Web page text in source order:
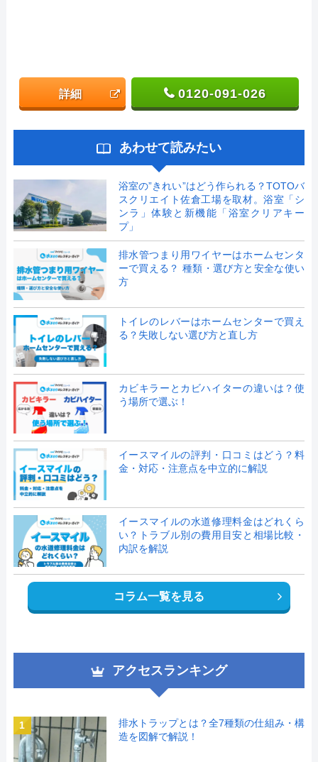
詳細 0120-091-026
あわせて読みたい
浴室の”きれい”はどう作られる？TOTOバ
スクリエイト佐倉工場を取材。浴室「シ
ンラ」体験と新機能「浴室クリアキー
プ」
排水管つまり用ワイヤーはホームセンタ
ーで買える？ 種類・選び方と安全な使い
方
トイレのレバーはホームセンターで買え
る？失敗しない選び方と直し方
カビキラーとカビハイターの違いは？使
う場所で選ぶ！
イースマイルの評判・口コミはどう？料
金・対応・注意点を中立的に解説
イースマイルの水道修理料金はどれくら
い？トラブル別の費用目安と相場比較・
内訳を解説
コラム一覧を見る
アクセスランキング
1
排水トラップとは？全7種類の仕組み・構
造を図解で解説！